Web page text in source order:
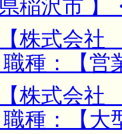
稲沢市 】
株式会
種：【営
株式会
種：【大